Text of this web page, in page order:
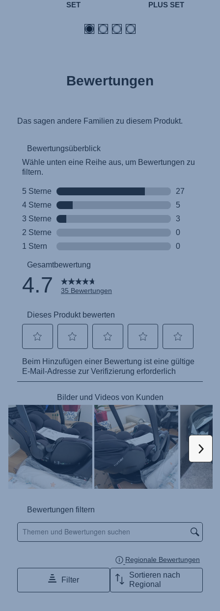
SET
PLUS SET
Bewertungen